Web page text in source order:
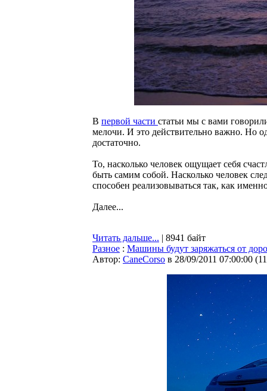
В первой части статьи мы с вами
мелочи. И это действительно важно. Но
достаточно.
То, насколько человек ощущает себя
быть самим собой. Насколько человек
способен реализовываться так, как
Далее...
Читать дальше... | 8941 байт
Разное : Машины будут заряжаться от
Автор: CaneCorso в 28/09/2011 07:00:00 (